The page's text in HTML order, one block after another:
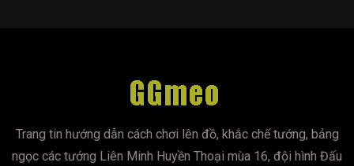
Trang tin hướng dẫn cách chơi lên đồ, khắc chế tướng, bảng
ngọc các tướng Liên Minh Huyền Thoại mùa 16, đội hình Đấu